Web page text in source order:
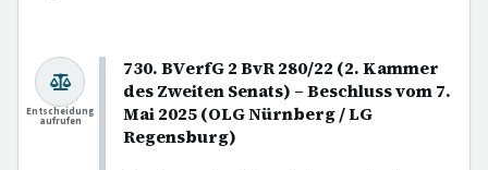
730. BVerfG 2 BvR 280/22 (2. Kammer
des Zweiten Senats) – Beschluss vom 7.
Mai 2025 (OLG Nürnberg / LG
Regensburg)
Entscheidung
aufrufen